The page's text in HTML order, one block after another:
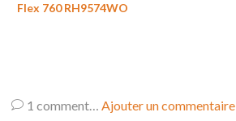
Flex 760 RH9574WO
1 comment… Ajouter un commentaire